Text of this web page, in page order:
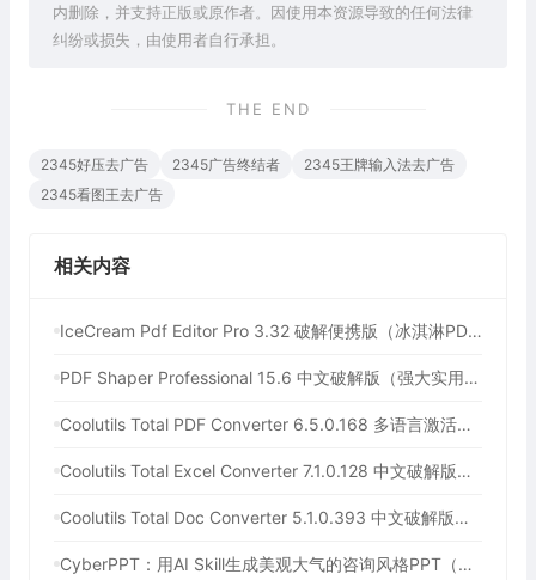
内删除，并支持正版或原作者。因使用本资源导致的任何法律
纠纷或损失，由使用者自行承担。
THE END
2345好压去广告 2345广告终结者
2345王牌输入法去广告
2345看图王去广告
相关内容
IceCream Pdf Editor Pro 3.32 破解便携版（冰淇淋PDF编辑器）
PDF Shaper Professional 15.6 中文破解版（强大实用的全能PDF工具箱）
Coolutils Total PDF Converter 6.5.0.168 多语言激活版（PDF格式转换）
Coolutils Total Excel Converter 7.1.0.128 中文破解版（Excel格式转换工具）
Coolutils Total Doc Converter 5.1.0.393 中文破解版（Word格式转换工具）
CyberPPT：用AI Skill生成美观大气的咨询风格PPT（用AI一键生成年终总结PPT）